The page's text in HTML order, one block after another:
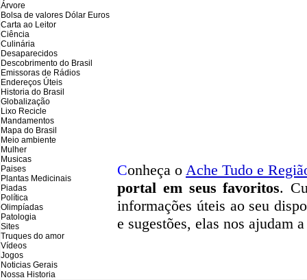
Árvore
Bolsa de valores Dólar Euros
Carta ao Leitor
Ciência
Culinária
Desaparecidos
Descobrimento do Brasil
Emissoras de Rádios
Endereços Úteis
Historia do Brasil
Globalização
Lixo Recicle
Mandamentos
Mapa do Brasil
Meio ambiente
Mulher
Musicas
Paises
Plantas Medicinais
Piadas
Política
Olimpíadas
Patologia
Sites
Truques do amor
Vídeos
Jogos
Noticias Gerais
Nossa Historia
Conheça o Ache Tudo e
portal em seus favoritos.
informações úteis ao seu
e sugestões, elas nos ajudam